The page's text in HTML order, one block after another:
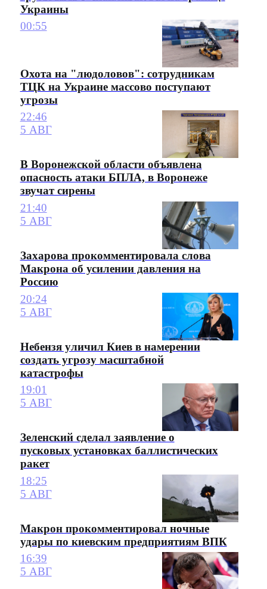
Украины
00:55
Охота на "людоловов": сотрудникам
ТЦК на Украине массово поступают
угрозы
22:46
5 АВГ
В Воронежской области объявлена
опасность атаки БПЛА, в Воронеже
звучат сирены
21:40
5 АВГ
Захарова прокомментировала слова
Макрона об усилении давления на
Россию
20:24
5 АВГ
Небензя уличил Киев в намерении
создать угрозу масштабной
катастрофы
19:01
5 АВГ
Зеленский сделал заявление о
пусковых установках баллистических
ракет
18:25
5 АВГ
Макрон прокомментировал ночные
удары по киевским предприятиям ВПК
16:39
5 АВГ